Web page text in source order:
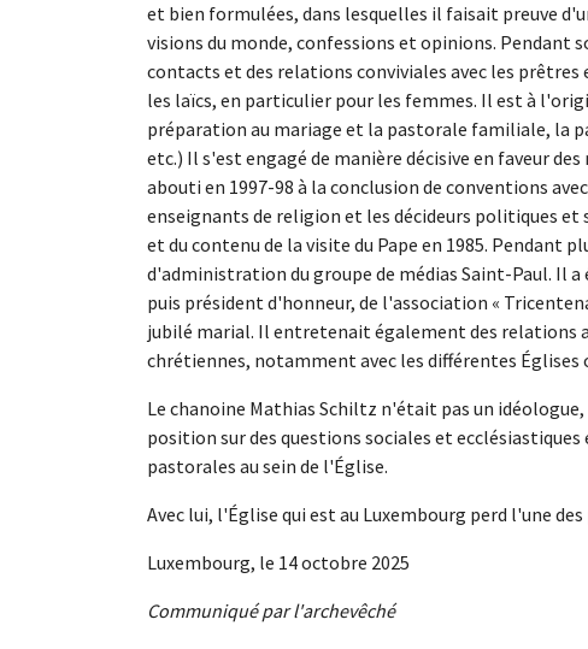
et bien formulées, dans lesquelles il faisait preuve
visions du monde, confessions et opinions. Pendant
contacts et des relations conviviales avec les
les laïcs, en particulier pour les femmes. Il est à
préparation au mariage et la pastorale familiale, la
etc.) Il s'est engagé de manière décisive en faveur
abouti en 1997-98 à la conclusion de conventions
enseignants de religion et les décideurs politiques
et du contenu de la visite du Pape en 1985. Pendant
d'administration du groupe de médias Saint-Paul. Il
puis président d'honneur, de l'association «
jubilé marial. Il entretenait également des relations
chrétiennes, notamment avec les différentes Églises
Le chanoine Mathias Schiltz n'était pas un
position sur des questions sociales et
pastorales au sein de l'Église.
Avec lui, l'Église qui est au Luxembourg perd l'une
Luxembourg, le 14 octobre 2025
Communiqué par l'archevêché